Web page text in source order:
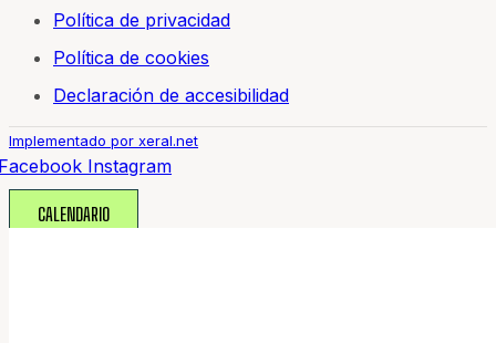
Política de privacidad
Política de cookies
Declaración de accesibilidad
Implementado por xeral.net
Instagram
CALENDARIO